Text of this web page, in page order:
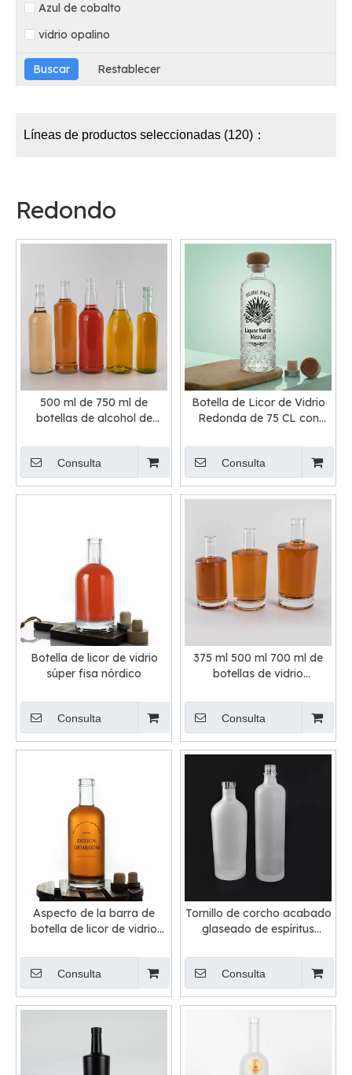
Azul de cobalto
vidrio opalino
Líneas de productos seleccionadas (120)：
Redondo
500 ml de 750 ml de
botellas de alcohol de
de tornillo
Consulta
Botella de Licor de Vidrio
Redonda de 75 CL con
Consulta
Botella de licor de vidrio
súper fisa nórdico
Consulta
375 ml 500 ml 700 ml de
botellas de vidrio
granel
Consulta
Aspecto de la barra de
botella de licor de vidrio
Consulta
Tornillo de corcho acabado
glaseado de espíritus
Consulta